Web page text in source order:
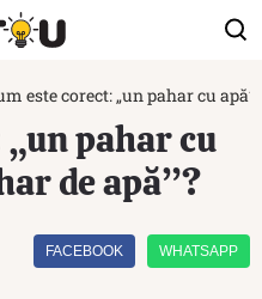
este corect: „un pahar cu apă”
pahar cu
de apă”?
FACEBOOK WHATSAPP